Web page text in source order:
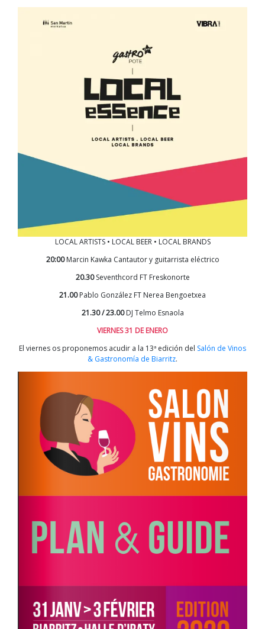
LOCAL ARTISTS • LOCAL BEER • LOCAL BRANDS
20:00Marcin Kawka Cantautor y guitarrista eléctrico
20.30Seventhcord FT Freskonorte
21.00Pablo González FT Nerea Bengoetxea
21.30 / 23.00DJ Telmo Esnaola
VIERNES 31 DE ENERO
El viernes os proponemos acudir a la 13ª edición del Salón de Vinos
& Gastronomía de Biarritz.